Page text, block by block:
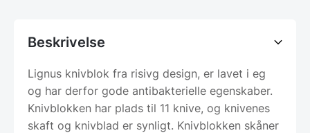
Beskrivelse
Lignus knivblok fra risivg design, er lavet i eg
og har derfor gode antibakterielle egenskaber.
Knivblokken har plads til 11 knive, og knivenes
skaft og knivblad er synligt. Knivblokken skåner